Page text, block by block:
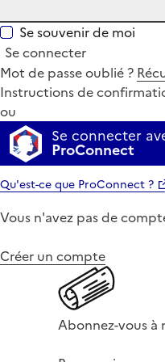
Se souvenir de moi
Se connecter
Mot de passe oublié ?
Instructions de
ou
Se connecter
ProConnect
Qu'est-ce que ProConnect ?
Vous n'avez pas de
Créer un compte
Abonnez-vous